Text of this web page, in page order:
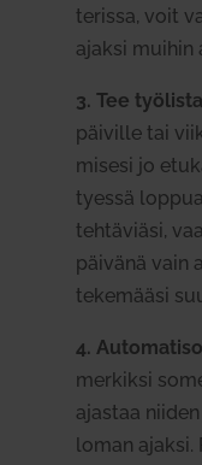
te­rissa, voit
ajaksi muihin
3. Tee
päi­ville tai
misesi jo
tyessä
teh­tä­viäsi,
päivänä vain
teke­määsi
4.
mer­kiksi
ajastaa
loman